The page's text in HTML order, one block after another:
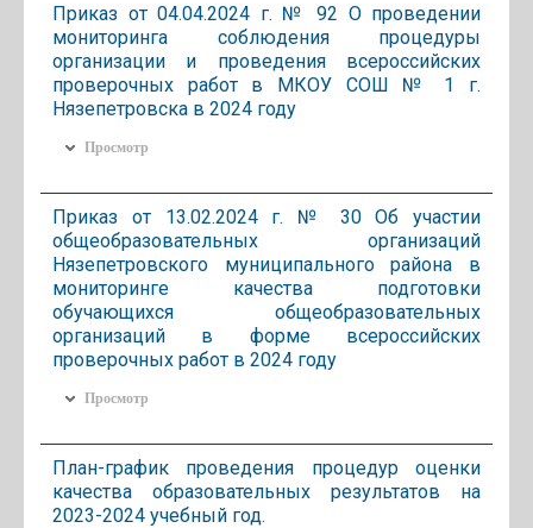
Приказ от 04.04.2024 г. № 92 О проведении
мониторинга соблюдения процедуры
организации и проведения всероссийских
проверочных работ в МКОУ СОШ № 1 г.
Нязепетровска в 2024 году
Просмотр
Приказ от 13.02.2024 г. № 30 Об участии
общеобразовательных организаций
Нязепетровского муниципального района в
мониторинге качества подготовки
обучающихся общеобразовательных
организаций в форме всероссийских
проверочных работ в 2024 году
Просмотр
План-график проведения процедур оценки
качества образовательных результатов на
2023-2024 учебный год.